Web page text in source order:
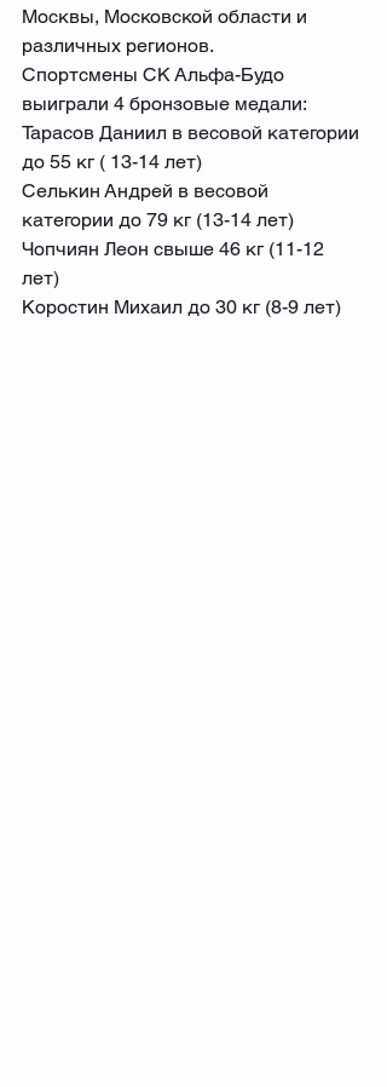
Москвы, Московской области и
различных регионов.
Спортсмены СК Альфа-Будо
выиграли 4 бронзовые медали:
Тарасов Даниил в весовой категории
до 55 кг ( 13-14 лет)
Селькин Андрей в весовой
категории до 79 кг (13-14 лет)
Чопчиян Леон свыше 46 кг (11-12
лет)
Коростин Михаил до 30 кг (8-9 лет)